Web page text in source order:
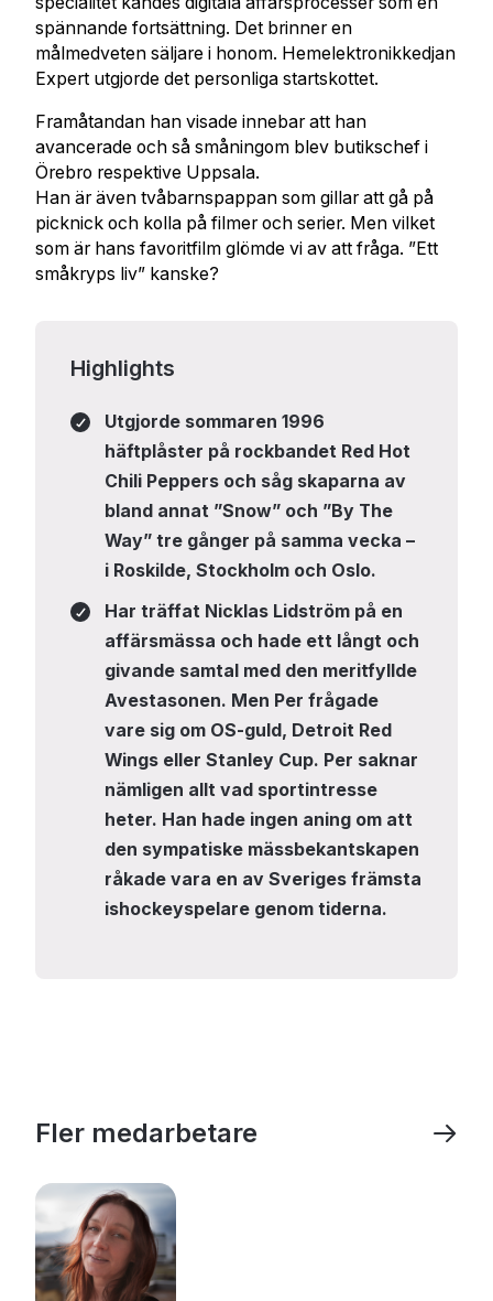
spännande fortsättning. Det brinner en
målmedveten säljare i honom. Hemelektronikkedjan
Expert utgjorde det personliga startskottet.
Highlights
Utgjorde sommaren 1996
häftplåster på rockbandet Red Hot
Chili Peppers och såg skaparna av
bland annat ”Snow” och ”By The
Way” tre gånger på samma vecka –
i Roskilde, Stockholm och Oslo.
Har träffat Nicklas Lidström på en
affärsmässa och hade ett långt och
givande samtal med den meritfyllde
Avestasonen. Men Per frågade
vare sig om OS-guld, Detroit Red
Wings eller Stanley Cup. Per saknar
nämligen allt vad sportintresse
heter. Han hade ingen aning om att
den sympatiske mässbekantskapen
råkade vara en av Sveriges främsta
ishockeyspelare genom tiderna.
Framåtandan han visade innebar att han
avancerade och så småningom blev butikschef i
Örebro respektive Uppsala.
Han är även tvåbarnspappan som gillar att gå på
picknick och kolla på filmer och serier. Men vilket
som är hans favoritfilm glömde vi av att fråga. ”Ett
småkryps liv” kanske?
Fler medarbetare